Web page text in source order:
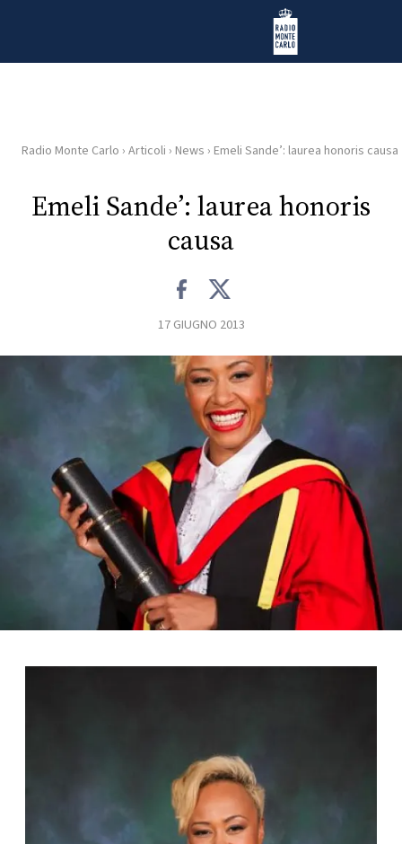
Radio Monte Carlo
HOME
RADIO
CONCORSI
EVENTI
Radio Monte Carlo › Articoli › News › Emeli Sande’: laurea honoris causa
Emeli Sande’: laurea honoris
causa
17 GIUGNO 2013